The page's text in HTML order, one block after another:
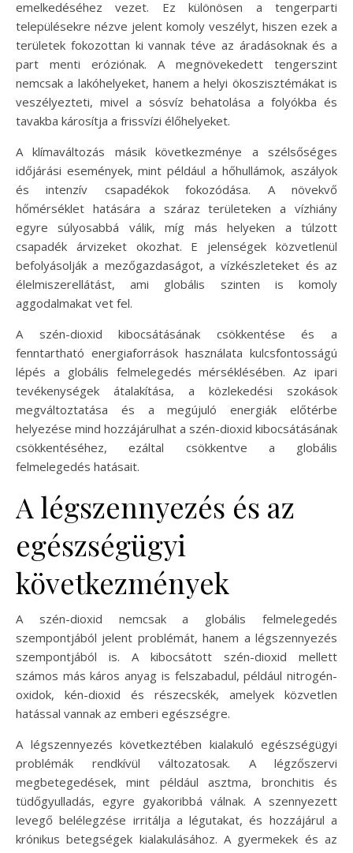
emelkedéséhez vezet. Ez különösen a tengerparti
településekre nézve jelent komoly veszélyt, hiszen ezek a
területek fokozottan ki vannak téve az áradásoknak és a
part menti eróziónak. A megnövekedett tengerszint
nemcsak a lakóhelyeket, hanem a helyi ökoszisztémákat is
veszélyezteti, mivel a sósvíz behatolása a folyókba és
tavakba károsítja a frissvízi élőhelyeket.
A klímaváltozás másik következménye a szélsőséges
időjárási események, mint például a hőhullámok, aszályok
és intenzív csapadékok fokozódása. A növekvő
hőmérséklet hatására a száraz területeken a vízhiány
egyre súlyosabbá válik, míg más helyeken a túlzott
csapadék árvizeket okozhat. E jelenségek közvetlenül
befolyásolják a mezőgazdaságot, a vízkészleteket és az
élelmiszerellátást, ami globális szinten is komoly
aggodalmakat vet fel.
A szén-dioxid kibocsátásának csökkentése és a
fenntartható energiaforrások használata kulcsfontosságú
lépés a globális felmelegedés mérséklésében. Az ipari
tevékenységek átalakítása, a közlekedési szokások
megváltoztatása és a megújuló energiák előtérbe
helyezése mind hozzájárulhat a szén-dioxid kibocsátásának
csökkentéséhez, ezáltal csökkentve a globális
felmelegedés hatásait.
A légszennyezés és az
egészségügyi
következmények
A szén-dioxid nemcsak a globális felmelegedés
szempontjából jelent problémát, hanem a légszennyezés
szempontjából is. A kibocsátott szén-dioxid mellett
számos más káros anyag is felszabadul, például nitrogén-
oxidok, kén-dioxid és részecskék, amelyek közvetlen
hatással vannak az emberi egészségre.
A légszennyezés következtében kialakuló egészségügyi
problémák rendkívül változatosak. A légzőszervi
megbetegedések, mint például asztma, bronchitis és
tüdőgyulladás, egyre gyakoribbá válnak. A szennyezett
levegő belélegzése irritálja a légutakat, és hozzájárul a
krónikus betegségek kialakulásához. A gyermekek és az